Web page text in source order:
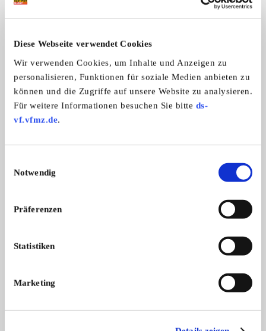
Diese Webseite verwendet Cookies
Wir verwenden Cookies, um Inhalte und Anzeigen zu
personalisieren, Funktionen für soziale Medien anbieten zu
können und die Zugriffe auf unsere Website zu analysieren.
Für weitere Informationen besuchen Sie bitte ds-
vf.vfmz.de.
Notwendig
Präferenzen
Statistiken
Marketing
Oldtimer anreisen:
Reservierter Garagenstellplatz im Preis enthalten
Weitere Angebote/Leistungen:
Videoüberwachte Tiefgarage
Werkzeugraum, Mechaniker auf Abruf
Roadbook, Tourenvorschläge
BOUTIQUE HOTEL BRENZONE
info@hotelbrenzone.eu
Sichere
Schraubereke,